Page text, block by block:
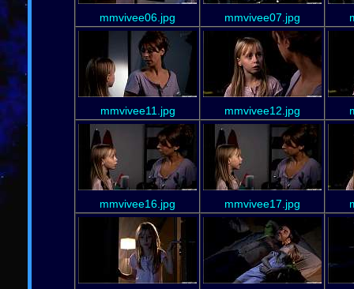
mmvivee06.jpg mmvivee07.jpg
mmvivee11.jpg mmvivee12.jpg
mmvivee16.jpg mmvivee17.jpg